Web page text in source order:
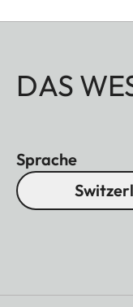
DAS
Sprache